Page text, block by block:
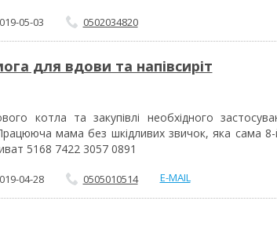
05-03 0502034820
для вдови та напівсиріт
котла та закупівлі необхідного
мама без шкідливих звичок, яка сама 8-
5168 7422 3057 0891
04-28 0505010514 E-MAIL